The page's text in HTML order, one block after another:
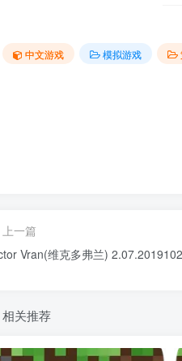
中文游戏 模拟游戏
上一篇
Vran(维克多弗兰)
相关推荐